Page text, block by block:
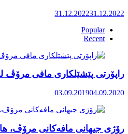
31.12.202231.12.2022
Popular
Recent
راپۆرتی پێشێلكاری مافی مرۆڤ له‌
03.09.201904.09.2020
رۆژی جیهانی مافەکانی مرۆڤ،